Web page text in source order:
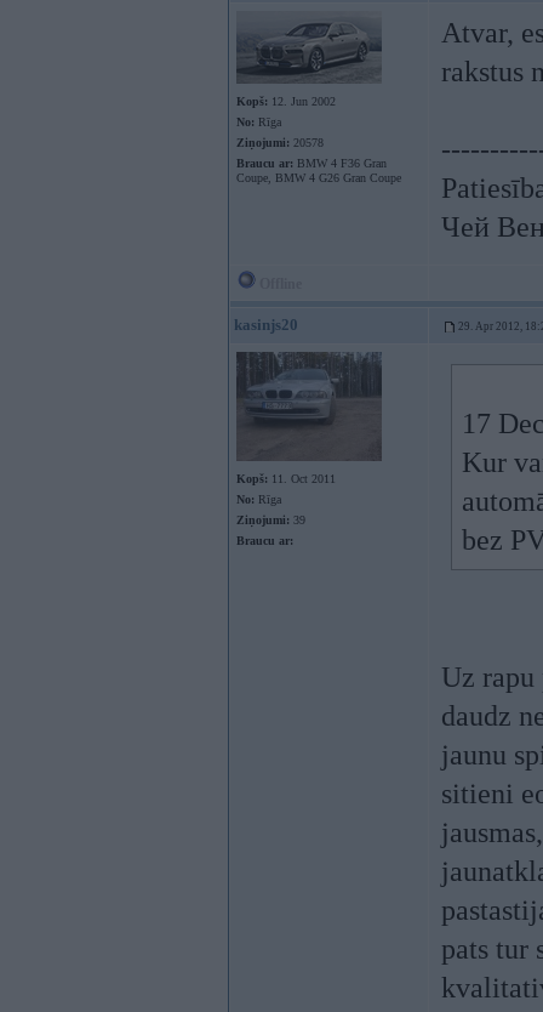
Kopš: 12. Jun 2002
No: Rīga
Ziņojumi: 20578
Braucu ar: BMW 4 F36 Gran
Coupe, BMW 4 G26 Gran Coupe
Atvar,
rakstus
Чей
kasinjs20 29. Apr 2012,
Kopš: 11. Oct 2011
No: Rīga
Ziņojumi: 39
Braucu ar:
17
Kur
bez
Uz rapu
daudz
jaunu
sitieni
pats tur